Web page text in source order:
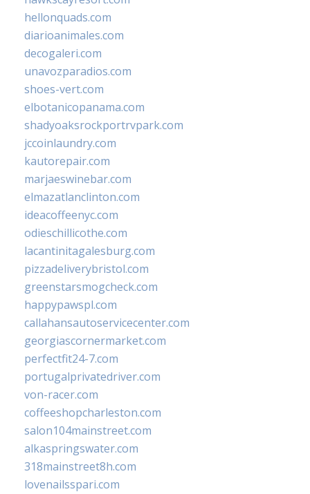
hellonquads.com
diarioanimales.com
decogaleri.com
unavozparadios.com
shoes-vert.com
elbotanicopanama.com
shadyoaksrockportrvpark.com
jccoinlaundry.com
kautorepair.com
marjaeswinebar.com
elmazatlanclinton.com
ideacoffeenyc.com
odieschillicothe.com
lacantinitagalesburg.com
pizzadeliverybristol.com
greenstarsmogcheck.com
happypawspl.com
callahansautoservicecenter.com
georgiascornermarket.com
perfectfit24-7.com
portugalprivatedriver.com
von-racer.com
coffeeshopcharleston.com
salon104mainstreet.com
alkaspringswater.com
318mainstreet8h.com
lovenailsspari.com